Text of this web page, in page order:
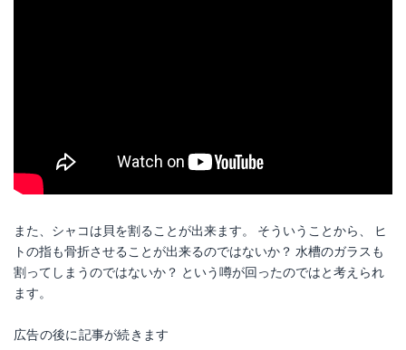
また、シャコは貝を割ることが出来ます。 そういうことから、 ヒ
トの指も骨折させることが出来るのではないか？ 水槽のガラスも
割ってしまうのではないか？ という噂が回ったのではと考えられ
ます。
広告の後に記事が続きます